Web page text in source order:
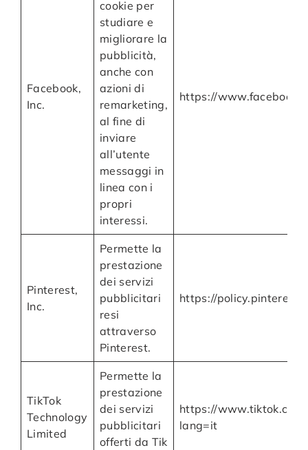
Facebook,
Inc.
cookie per
studiare e
migliorare la
pubblicità,
anche con
azioni di
remarketing,
al fine di
inviare
all’utente
messaggi in
linea con i
propri
interessi.
https://
Pinterest,
Inc.
Permette la
prestazione
dei servizi
pubblicitari
resi
attraverso
Pinterest.
https://
TikTok
Technology
Limited
Permette la
prestazione
dei servizi
pubblicitari
offerti da Tik
https://
lang=it